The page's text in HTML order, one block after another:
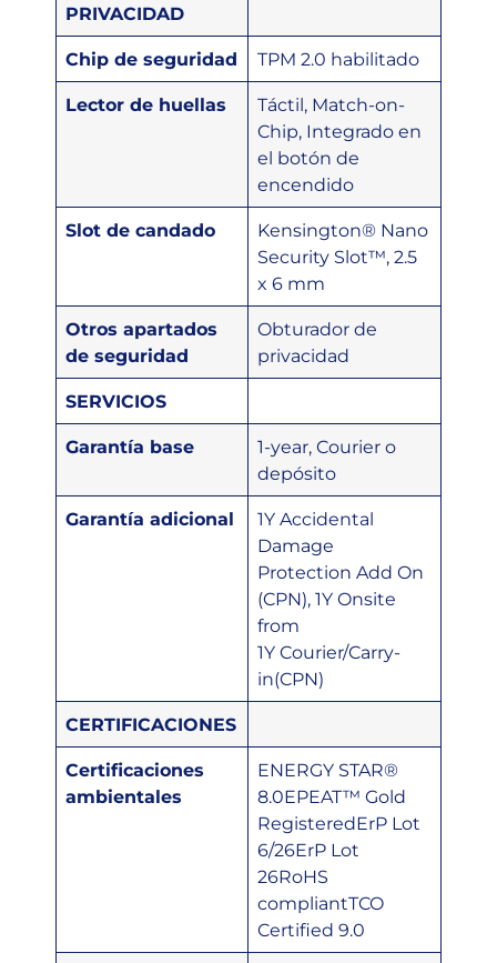
PRIVACIDAD
Chip de seguridad TPM 2.0 habilitado
Lector de huellas
Táctil, Match-on-
Chip, Integrado en
el botón de
encendido
Slot de candado
Kensington® Nano
Security Slot™, 2.5
x 6 mm
Otros apartados
de seguridad
Obturador de
privacidad
SERVICIOS
Garantía base
1-year, Courier o
depósito
Garantía adicional
1Y Accidental
Damage
Protection Add On
(CPN), 1Y Onsite
from
1Y Courier/Carry-
in(CPN)
CERTIFICACIONES
Certificaciones
ambientales
ENERGY STAR®
8.0EPEAT™ Gold
RegisteredErP Lot
6/26ErP Lot
26RoHS
compliantTCO
Certified 9.0